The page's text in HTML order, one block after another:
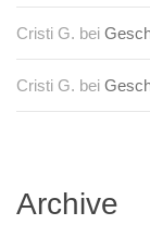
Cristi G. bei
Cristi G. bei
Archive